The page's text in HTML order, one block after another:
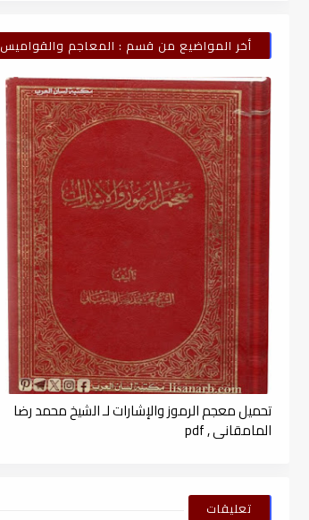
أخر المواضيع من قسم : المعاجم والقواميس
تحميل معجم الرموز والإشارات لـ الشيخ محمد رضا
المامقاني , pdf
تعليقات